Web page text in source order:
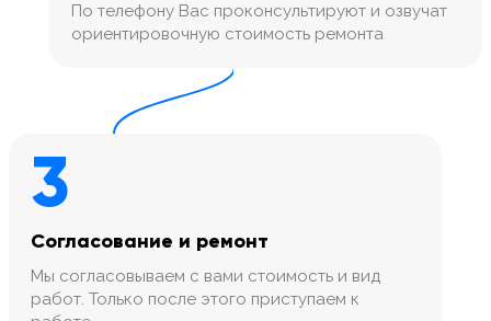
По телефону Вас проконсультируют и озвучат
ориентировочную стоимость ремонта
3
Согласование и ремонт
Мы согласовываем с вами стоимость и вид
работ. Только после этого приступаем к